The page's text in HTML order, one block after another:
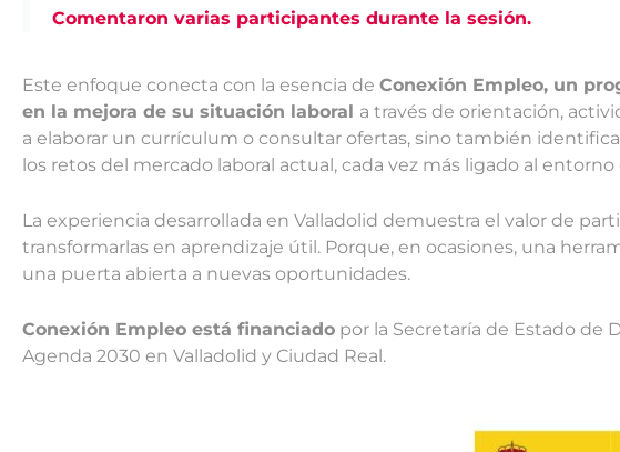
Comentaron varias participantes durante la sesión.
Este enfoque conecta con la esencia de Conexión Empleo, un
en la mejora de su situación laboral a través de orientación,
a elaborar un currículum o consultar ofertas, sino también
los retos del mercado laboral actual, cada vez más ligado al
La experiencia desarrollada en Valladolid demuestra el valor de
transformarlas en aprendizaje útil. Porque, en ocasiones, una
una puerta abierta a nuevas oportunidades.
Conexión Empleo está financiado por la Secretaría de Estado de
Agenda 2030 en Valladolid y Ciudad Real.